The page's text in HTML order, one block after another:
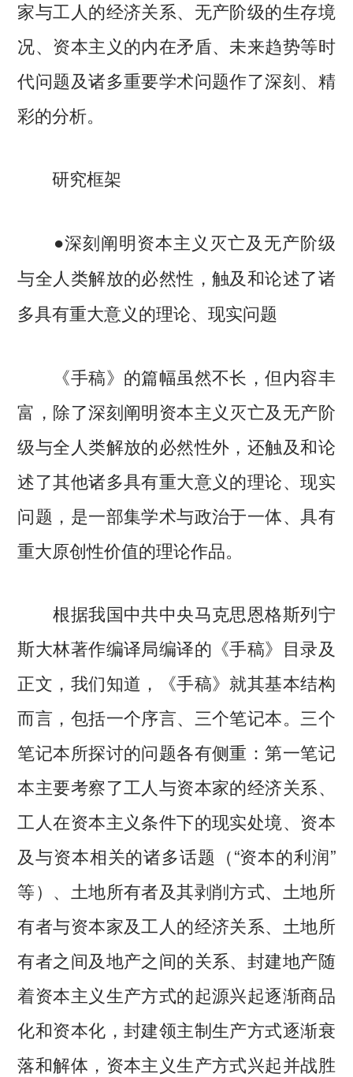
家与工人的经济关系、无产阶级的生存境
况、资本主义的内在矛盾、未来趋势等时
代问题及诸多重要学术问题作了深刻、精
彩的分析。
研究框架
●深刻阐明资本主义灭亡及无产阶级
与全人类解放的必然性，触及和论述了诸
多具有重大意义的理论、现实问题
《手稿》的篇幅虽然不长，但内容丰
富，除了深刻阐明资本主义灭亡及无产阶
级与全人类解放的必然性外，还触及和论
述了其他诸多具有重大意义的理论、现实
问题，是一部集学术与政治于一体、具有
重大原创性价值的理论作品。
根据我国中共中央马克思恩格斯列宁
斯大林著作编译局编译的《手稿》目录及
正文，我们知道，《手稿》就其基本结构
而言，包括一个序言、三个笔记本。三个
笔记本所探讨的问题各有侧重：第一笔记
本主要考察了工人与资本家的经济关系、
工人在资本主义条件下的现实处境、资本
及与资本相关的诸多话题（“资本的利润”
等）、土地所有者及其剥削方式、土地所
有者与资本家及工人的经济关系、土地所
有者之间及地产之间的关系、封建地产随
着资本主义生产方式的起源兴起逐渐商品
化和资本化，封建领主制生产方式逐渐衰
落和解体，资本主义生产方式兴起并战胜